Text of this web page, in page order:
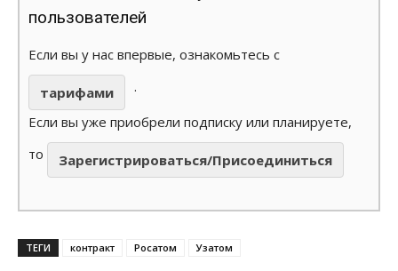
пользователей
Если вы у нас впервые, ознакомьтесь с
тарифами
.
Если вы уже приобрели подписку или планируете,
то
Зарегистрироваться/Присоединиться
ТЕГИ контракт Росатом Узатом